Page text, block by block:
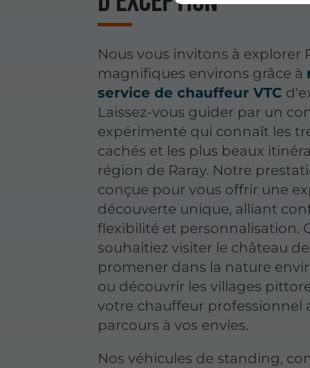
Nous vous invitons à explorer
magnifiques environs grâce à
service de chauffeur VTC
Laissez-vous guider par un
expérimenté qui connaît les
cachés et les plus beaux
région de Raray. Notre
conçue pour vous offrir une
découverte unique, alliant
flexibilité et personnalisation.
souhaitiez visiter le château de
promener dans la nature
ou découvrir les villages
votre chauffeur professionnel
parcours à vos envies.
Nos véhicules de standing,